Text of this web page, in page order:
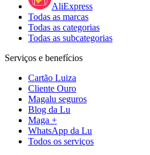
AliExpress
Todas as marcas
Todas as categorias
Todas as subcategorias
Serviços e benefícios
Cartão Luiza
Cliente Ouro
Magalu seguros
Blog da Lu
Maga +
WhatsApp da Lu
Todos os serviços